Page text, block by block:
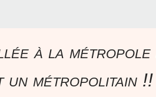
à la
un métropolitain !!